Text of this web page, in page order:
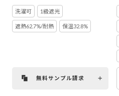
洗濯可 1級遮光
遮熱62.7%/耐熱 保温32.8%
無料サンプル請求